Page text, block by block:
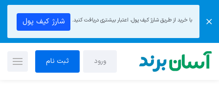
با خرید از طریق شارژ کیف پول، اعتبار بیشتری دریافت کنید. شارژ کیف پول
ورود ثبت نام